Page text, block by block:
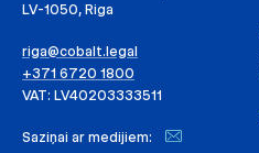
LV-1050, Riga
riga@cobalt.legal
+371 6720 1800
VAT: LV40203333511
Saziņai ar medijiem: